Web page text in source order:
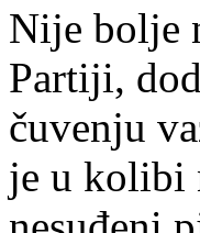
Nije bolje
Partiji,
čuvenju
je u kolibi